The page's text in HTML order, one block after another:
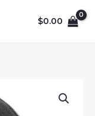
$0.00